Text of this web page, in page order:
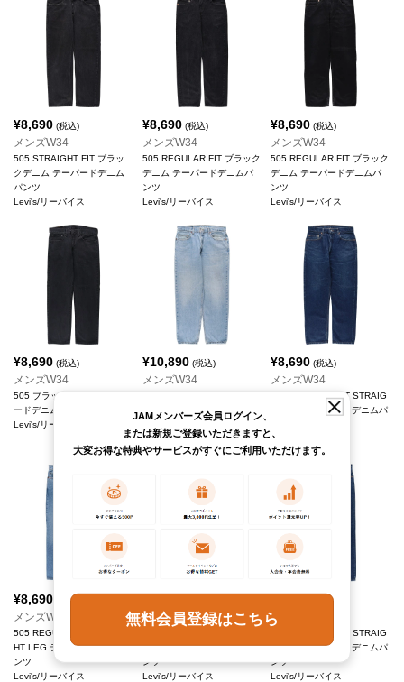
¥8,690 (税込)
メンズW34
505 STRAIGHT FIT ブラッ
クデニム テーパードデニム
パンツ
Levi's/リーバイス
¥8,690(税込)
メンズW34
505 REGULAR FIT ブラック
デニム テーパードデニムパ
ンツ
Levi's/リーバイス
¥8,690 (税込)
メンズW34
505 REGULAR FIT ブラック
デニム テーパードデニムパ
ンツ
Levi's/リーバイス
¥8,690 (税込)
メンズW34
505 ブラックデニム テーパ
ードデニムパンツ
Levi's/リーバイス
¥10,890(税込)
メンズW34
ドデニムパンツ
Levi's/リーバイス
¥8,690 (税込)
メンズW34
505 REGULAR FIT STRAIG
HT LEG テーパードデニムパ
Levi's/リーバイス
¥8,690 (税込)
メンズW34
505 REGULAR FIT STRAIG
HT LEG テーパードデニムパ
ンツ
Levi's/リーバイス
¥8,690
メンズW34
HT LEG テーパードデニムパ
ンツ
Levi's/リーバイス
¥8,690 (税込)
メンズW34
505 REGULAR FIT STRAIG
HT LEG テーパードデニムパ
ンツ
Levi's/リーバイス
JAMメンバーズ会員ログイン、
または新規ご登録いただきますと、
大変お得な特典やサービスがすぐにご利用いただけます。
無料会員登録はこちら